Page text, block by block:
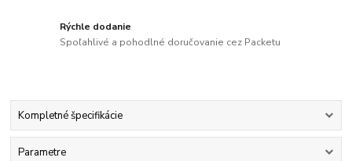
Rýchle dodanie
Spoľahlivé a pohodlné doručovanie cez Packetu
Kompletné špecifikácie
Parametre